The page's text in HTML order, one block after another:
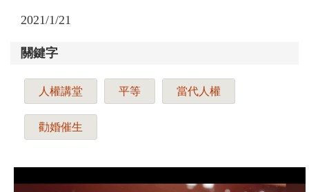
2021/1/21
關鍵字
人權講堂 平等 當代人權
勸婚催生